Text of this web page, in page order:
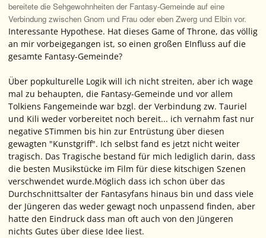
bereitete die Sehgewohnheiten der Fantasy-Gemeinde auf eine
Verbindung zwischen Gnom und Frau oder eben Zwerg und Elbin vor.
Interessante Hypothese. Hat dieses Game of Throne, das völlig
an mir vorbeigegangen ist, so einen großen EInfluss auf die
gesamte Fantasy-Gemeinde?
Über popkulturelle Logik will ich nicht streiten, aber ich wage
mal zu behaupten, die Fantasy-Gemeinde und vor allem
Tolkiens Fangemeinde war bzgl. der Verbindung zw. Tauriel
und Kili weder vorbereitet noch bereit... ich vernahm fast nur
negative STimmen bis hin zur Entrüstung über diesen
gewagten "Kunstgriff". Ich selbst fand es jetzt nicht weiter
tragisch. Das Tragische bestand für mich lediglich darin, dass
die besten Musikstücke im Film für diese kitschigen Szenen
verschwendet wurde.Möglich dass ich schon über das
Durchschnittsalter der Fantasyfans hinaus bin und dass viele
der Jüngeren das weder gewagt noch unpassend finden, aber
hatte den Eindruck dass man oft auch von den Jüngeren
nichts Gutes über diese Idee liest.